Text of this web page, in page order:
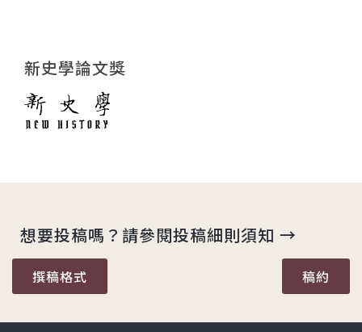
新史學論文獎
想要投稿嗎？請參閱投稿細則須知 →
撰稿格式 稿約